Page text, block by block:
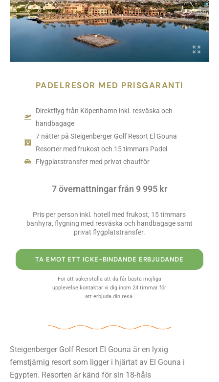
PADELRESOR MED PRISGARANTI
Direktflyg från Köpenhamn inkl. resväska och
handbagage
7 nätter på Steigenberger Golf Resort El Gouna
Resorter med frukost och 15 timmars Padel
Flygplatstransfer med privat chaufför
7 övernattningar från 9 995 kr
Pris per person inkl. hotell med frukost, 15 timmars
banhyra, flygning med resväska och handbagage samt
privat flygplatstransfer.
TA EMOT ETT ICKE-BINDANDE ERBJUDANDE
För att säkerställa att du får bästa möjliga
upplevelse kontaktar vi dig inom 24 timmar för
att erbjuda din resa.
Steigenberger Golf Resort El Gouna är en lyxig
femstjärnig resort som ligger i hjärtat av El Gouna i
Egypten. Resorten är känd för sin 18-håls